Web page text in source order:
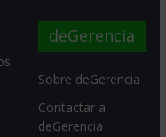
deGerencia
Sobre deGerencia
Contactar a
deGerencia